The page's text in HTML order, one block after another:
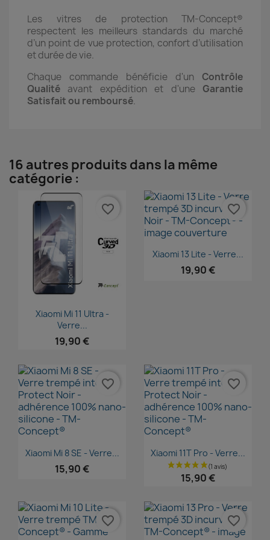
Les vitres de protection TM-Concept®
respectent les meilleurs standards du marché
d’un point de vue protection, confort d’utilisation
et durée de vie.
Chaque commande bénéficie d'un Contrôle
Qualité avant expédition et d'une Garantie
Satisfait ou remboursé.
16 autres produits dans la même
catégorie :
Aperçu rapide
Xiaomi Mi 11 Ultra -
Verre...
19,90 €
favorite_border
Aperçu rapide
Xiaomi 13 Lite - Verre...
19,90 €
favorite_border
Aperçu rapide
Xiaomi Mi 8 SE - Verre...
15,90 €
favorite_border
Aperçu rapide
Xiaomi 11T Pro - Verre...
15,90 €
favorite_border
favorite_border favorite_border